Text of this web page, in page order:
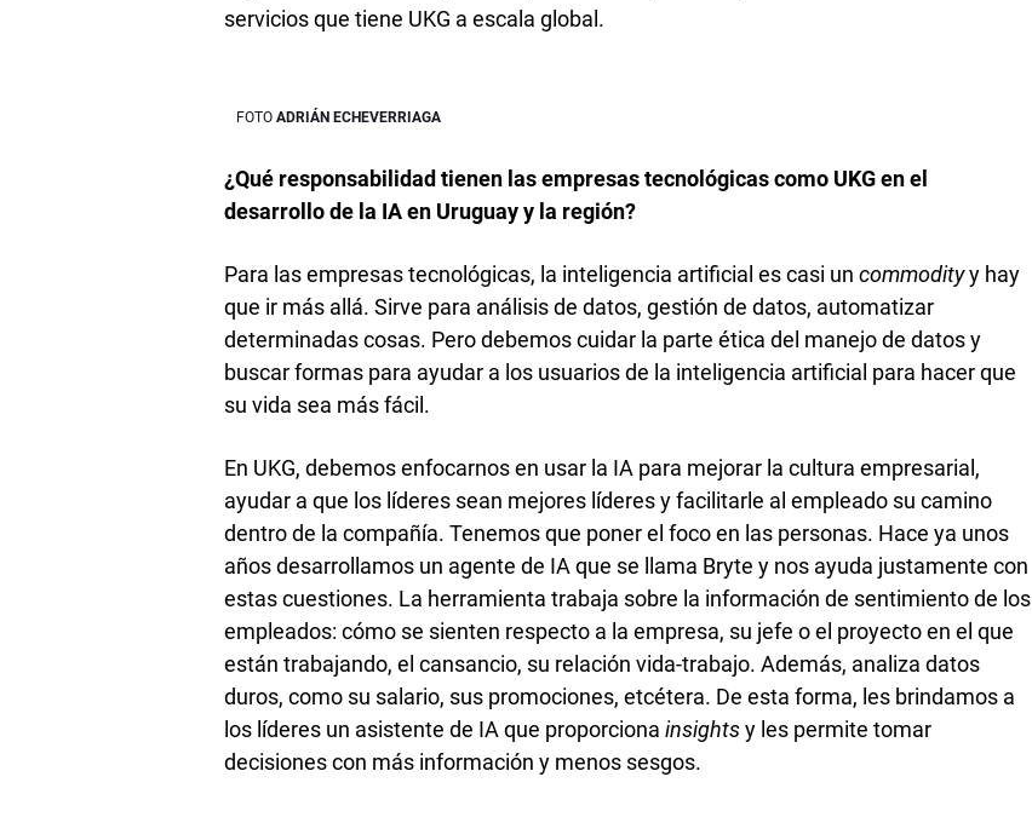
servicios que tiene UKG a escala global.
ADRIÁN ECHEVERRIAGA
¿Qué responsabilidad tienen las empresas tecnológicas como UKG en el
desarrollo de la IA en Uruguay y la región?
Para las empresas tecnológicas, la inteligencia artificial es casi uncommodityy hay
que ir más allá. Sirve para análisis de datos, gestión de datos, automatizar
determinadas cosas. Pero debemos cuidar la parte ética del manejo de datos y
buscar formas para ayudar a los usuarios de la inteligencia artificial para hacer que
su vida sea más fácil.
En UKG, debemos enfocarnos en usar la IA para mejorar la cultura empresarial,
ayudar a que los líderes sean mejores líderes y facilitarle al empleado su camino
dentro de la compañía. Tenemos que poner el foco en las personas. Hace ya unos
años desarrollamos un agente de IA que se llama Bryte y nos ayuda justamente con
estas cuestiones. La herramienta trabaja sobre la información de sentimiento de los
empleados: cómo se sienten respecto a la empresa, su jefe o el proyecto en el que
están trabajando, el cansancio, su relación vida-trabajo. Además, analiza datos
duros, como su salario, sus promociones, etcétera. De esta forma, les brindamos a
los líderes un asistente de IA que proporcionainsightsy les permite tomar
decisiones con más información y menos sesgos.